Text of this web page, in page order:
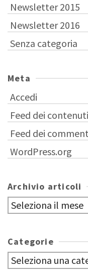
Newsletter 2015
Newsletter 2016
Senza categoria
Meta
Accedi
Feed dei contenuti
Feed dei
WordPress.org
Archivio articoli
Archivio
articoli
Categorie
Categorie